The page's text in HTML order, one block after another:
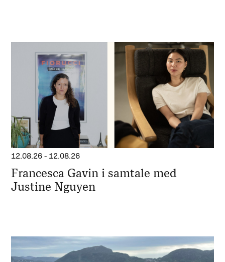
12.08.26 - 12.08.26
Francesca Gavin i samtale med
Justine Nguyen